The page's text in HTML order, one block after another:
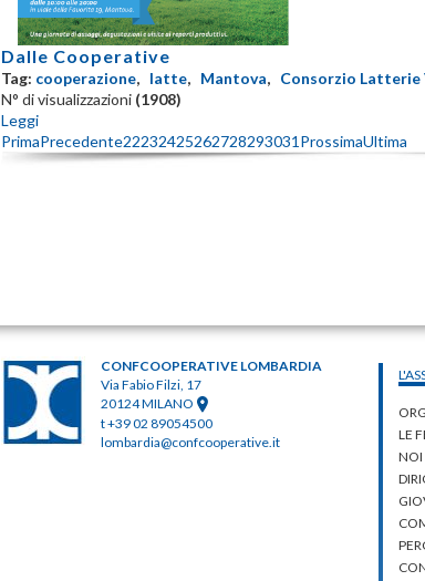
Dalle Cooperative
Tag: cooperazione, latte, Mantova, Consorzio Latterie
N° di visualizzazioni (1908)
Leggi
PrimaPrecedente22232425262728293031 ProssimaUltima
LE
NOI
CONFCOOPERATIVE LOMBARDIA
Via Fabio Filzi, 17
20124 MILANO
t +39 02 89054500
lombardia@confcooperative.it